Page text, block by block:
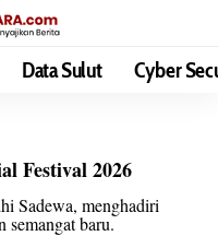
Data Sulut Cyber
Festival 2026
Sadewa, menghadiri
semangat baru.